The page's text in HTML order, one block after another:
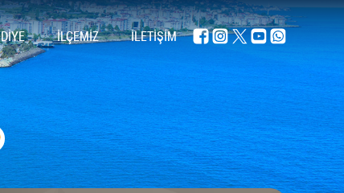
İLÇEMİZ İLETİŞİM